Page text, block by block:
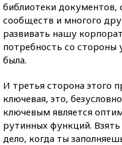
библиотеки документов,
сообществ и многого
развивать нашу
потребность со стороны
была.
И третья сторона этого
ключевая, это,
ключевым является
рутинных функций.
дело, когда ты